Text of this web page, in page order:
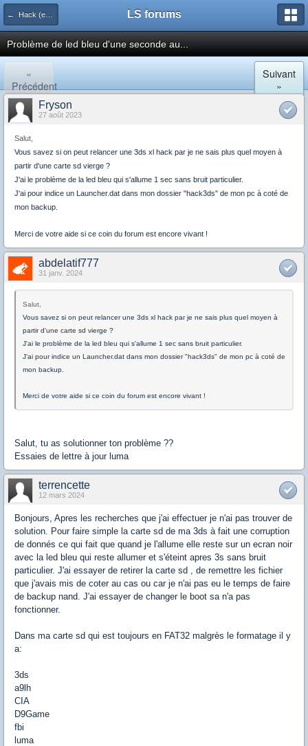
← Hack (exploits, homebrews...) LS forums
Problème de led bleu d'une seconde au...
«
Précédent
Suivant
»
Fryson
27 août 2023
Salut,
Vous savez si on peut relancer une 3ds xl hack par je ne sais plus quel moyen à
partir d'une carte sd vierge ?
J'ai le problème de la led bleu qui s'allume 1 sec sans bruit particulier.
J'ai pour indice un Launcher.dat dans mon dossier "hack3ds" de mon pc à coté de
mon backup.
Merci de votre aide si ce coin du forum est encore vivant !
abdelatif777
31 janv. 2024
Salut,
Vous savez si on peut relancer une 3ds xl hack par je ne sais plus quel moyen à
partir d'une carte sd vierge ?
J'ai le problème de la led bleu qui s'allume 1 sec sans bruit particulier.
J'ai pour indice un Launcher.dat dans mon dossier "hack3ds" de mon pc à coté de
mon backup.
Merci de votre aide si ce coin du forum est encore vivant !
Salut, tu as solutionner ton problème ??
Essaies de lettre à jour luma
terrencette
12 mars 2024
Bonjours, Apres les recherches que j'ai effectuer je n'ai pas trouver de
solution. Pour faire simple la carte sd de ma 3ds à fait une corruption
de donnés ce qui fait que quand je l'allume elle reste sur un ecran noir
avec la led bleu qui reste allumer et s'éteint apres 3s sans bruit
particulier. J'ai essayer de retirer la carte sd , de remettre les fichier
que j'avais mis de coter au cas ou car je n'ai pas eu le temps de faire
de backup nand. J'ai essayer de changer le boot sa n'a pas
fonctionner.
Dans ma carte sd qui est toujours en FAT32 malgrès le formatage il y
a:
3ds
a9lh
CIA
D9Game
fbi
luma